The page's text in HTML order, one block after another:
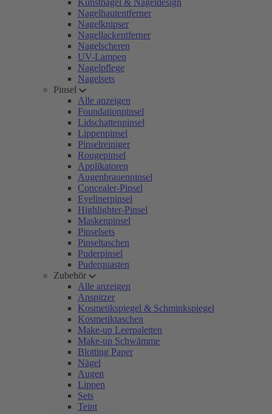
Kunstnägel & Nageldesign
Nagelhautentferner
Nagelknipser
Nagellackentferner
Nagelscheren
UV-Lampen
Nagelpflege
Nagelsets
Pinsel
Alle anzeigen
Foundationpinsel
Lidschattenpinsel
Lippenpinsel
Pinselreiniger
Rougepinsel
Applikatoren
Augenbrauenpinsel
Concealer-Pinsel
Eyelinerpinsel
Highlighter-Pinsel
Maskenpinsel
Pinselsets
Pinseltaschen
Puderpinsel
Puderquasten
Zubehör
Alle anzeigen
Anspitzer
Kosmetikspiegel & Schminkspiegel
Kosmetiktaschen
Make-up Leerpaletten
Make-up Schwämme
Blotting Paper
Nägel
Augen
Lippen
Sets
Teint